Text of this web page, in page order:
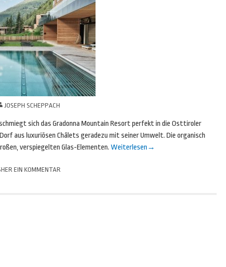
JOSEPH SCHEPPACH
sich das Gradonna Mountain Resort perfekt in die Osttiroler
aus luxuriösen Châlets geradezu mit seiner Umwelt. Die organisch
verspiegelten Glas-Elementen. Weiterlesen →
EIN KOMMENTAR